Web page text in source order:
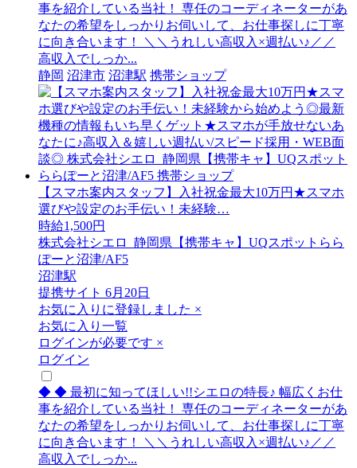
事を紹介している当社！ 専任のコーディネーターがあ
なたの希望をしっかりお伺いして、お仕事探しに丁寧
に向き合います！ ＼＼うれしい高収入×週払い♪／／
高収入でしっか...
静岡 沼津市 沼津駅 携帯ショップ
【スマホ案内スタッフ】入社祝金最大10万円★スマホ
選びや設定のお手伝い！未経験…
時給1,500円
株式会社シエロ_静岡県【携帯キャ】UQスポットらら
ぽーと沼津/AF5
沼津駅
提携サイト 6月20日
お気に入りに登録しました ×
お気に入り一覧
ログインが必要です ×
ログイン
◆ ◆ 最初に知ってほしい!!シエロの特長♪ 幅広くお仕
事を紹介している当社！ 専任のコーディネーターがあ
なたの希望をしっかりお伺いして、お仕事探しに丁寧
に向き合います！ ＼＼うれしい高収入×週払い♪／／
高収入でしっか...